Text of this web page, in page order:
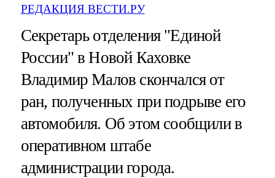
РЕДАКЦИЯ ВЕСТИ.РУ
Секретарь отделения "Единой
России" в Новой Каховке
Владимир Малов скончался от
ран, полученных при подрыве его
автомобиля. Об этом сообщили в
оперативном штабе
администрации города.